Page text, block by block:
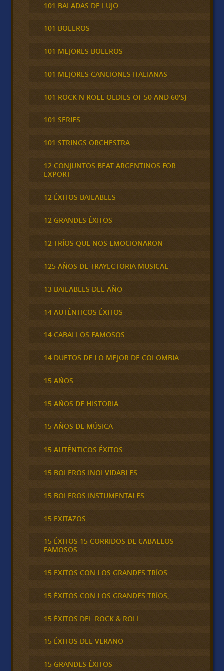
101 BALADAS DE LUJO
101 BOLEROS
101 MEJORES BOLEROS
101 MEJORES CANCIONES ITALIANAS
101 ROCK N ROLL OLDIES OF 50 AND 60'S}
101 SERIES
101 STRINGS ORCHESTRA
12 CONJUNTOS BEAT ARGENTINOS FOR
EXPORT
12 ÉXITOS BAILABLES
12 GRANDES ÉXITOS
12 TRÍOS QUE NOS EMOCIONARON
125 AÑOS DE TRAYECTORIA MUSICAL
13 BAILABLES DEL AÑO
14 AUTÉNTICOS ÉXITOS
14 CABALLOS FAMOSOS
14 DUETOS DE LO MEJOR DE COLOMBIA
15 AÑOS
15 AÑOS DE HISTORIA
15 AÑOS DE MÚSICA
15 AUTÉNTICOS ÉXITOS
15 BOLEROS INOLVIDABLES
15 BOLEROS INSTUMENTALES
15 EXITAZOS
15 ÉXITOS 15 CORRIDOS DE CABALLOS
FAMOSOS
15 EXITOS CON LOS GRANDES TRÍOS
15 ÉXITOS CON LOS GRANDES TRÍOS,
15 ÉXITOS DEL ROCK & ROLL
15 ÉXITOS DEL VERANO
15 GRANDES ÉXITOS